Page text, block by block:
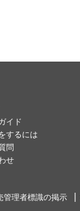
イド
するには
問
せ
管理者標識の掲示